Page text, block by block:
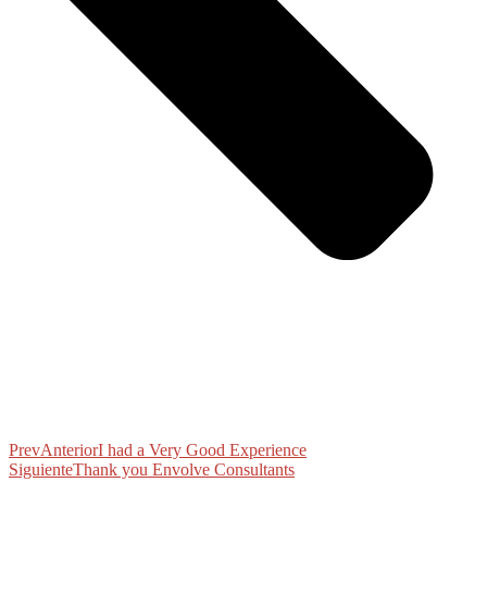
PrevAnteriorI had a Very Good Experience
SiguienteThank you Envolve Consultants